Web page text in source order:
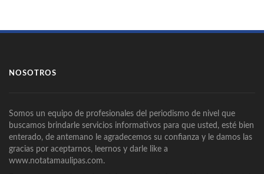
NOSOTROS
Somos un equipo de profesionales del periodismo de nivel que
buscamos brindarle servicios informativos para que usted, esté bien
enterado, de antemano le agradecemos su confianza y le damos las
gracias por aceptarnos, leernos y darle like a
www.notatamaulipas.com.